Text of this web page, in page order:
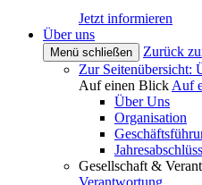
Jetzt informieren
Über uns
Menü schließen
Zurück
Zur Seitenübersicht:
Auf einen Blick Auf
Über Uns
Organisation
Gesellschaft &
Verantwortung